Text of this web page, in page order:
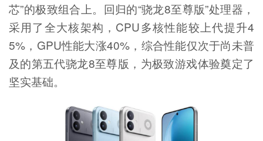
芯”的极致组合上。回归的“骁龙8至尊版”处理器，
采用了全大核架构，CPU多核性能较上代提升4
5%，GPU性能大涨40%，综合性能仅次于尚未普
及的第五代骁龙8至尊版，为极致游戏体验奠定了
坚实基础。